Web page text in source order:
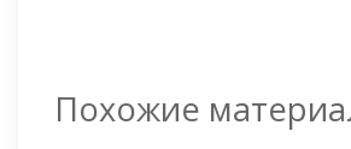
Похожие